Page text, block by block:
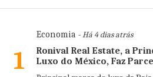
1
Economia- Há 4 dias atrás
Ronival Real Estate, a
Luxo do México, Faz